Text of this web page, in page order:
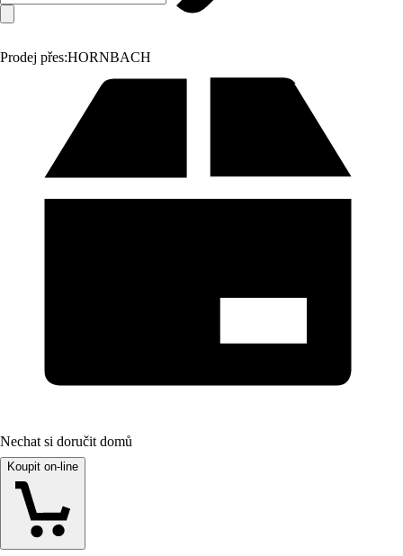
Prodej přes:HORNBACH
Nechat si doručit domů
Koupit on-line